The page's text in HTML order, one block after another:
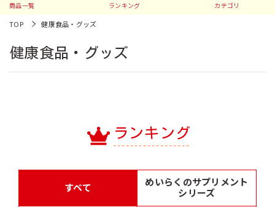
商品一覧 ランキング カテゴリ
TOP 健康食品・グッズ
健康食品・グッズ
ランキング
すべて
めいらくのサプリメント
シリーズ